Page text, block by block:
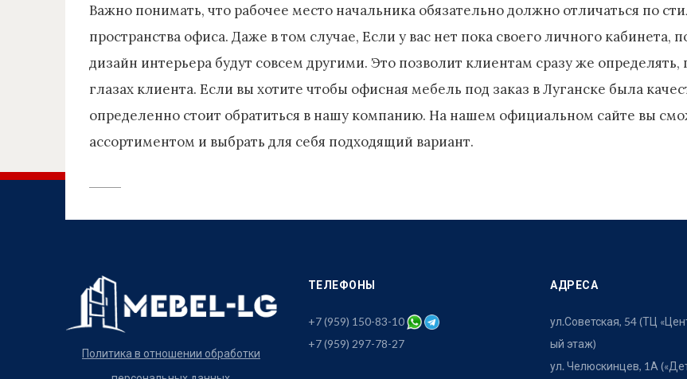
Важно понимать, что рабочее место начальника обязательно должно отличаться по
пространства офиса. Даже в том случае, Если у вас нет пока своего личного кабинета,
дизайн интерьера будут совсем другими. Это позволит клиентам сразу же определять,
глазах клиента. Если вы хотите чтобы офисная мебель под заказ в Луганске была
определенно стоит обратиться в нашу компанию. На нашем официальном сайте вы
ассортиментом и выбрать для себя подходящий вариант.
Политика в отношении обработки
ТЕЛЕФОНЫ
+7 (959) 150-83-10
+7 (959) 297-78-27
АДРЕСА
ул.Советская, 54 (ТЦ
ый этаж)
ул. Челюскинцев, 1А